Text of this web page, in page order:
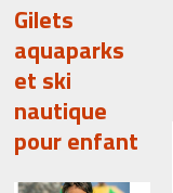
Gilets
aquaparks
et ski
nautique
pour enfant